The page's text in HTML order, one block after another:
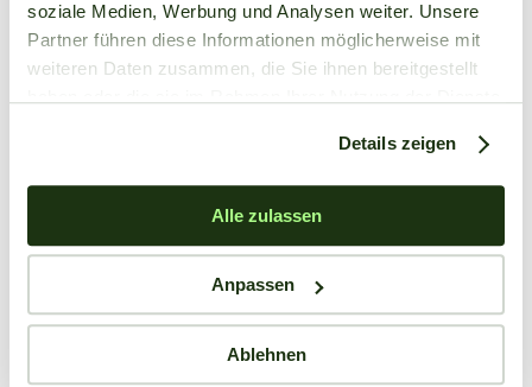
soziale Medien, Werbung und Analysen weiter. Unsere
Partner führen diese Informationen möglicherweise mit
weiteren Daten zusammen, die Sie ihnen bereitgestellt
Details zeigen
Alle zulassen
Anpassen
Ablehnen